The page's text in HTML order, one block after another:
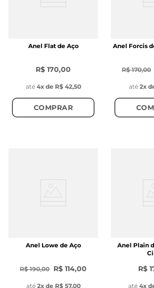
Anel Flat de Aço
R$ 170,00
até 4x de R$ 42,50
COMPRAR
Anel Forcis
R$ 170,00
até 2x
Anel Lowe de Aço
R$ 190,00 R$ 114,00
até 2x de R$ 57,00
Anel Plain
R$
até 4x